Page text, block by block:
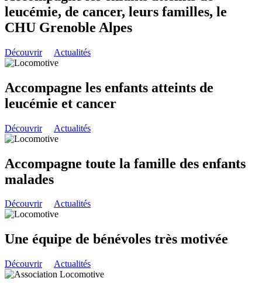
leucémie, de cancer, leurs familles, le
CHU Grenoble Alpes
Découvrir Actualités
Accompagne les enfants atteints de
leucémie et cancer
Découvrir Actualités
Accompagne toute la famille des enfants
malades
Découvrir Actualités
Une équipe de bénévoles très motivée
Découvrir Actualités